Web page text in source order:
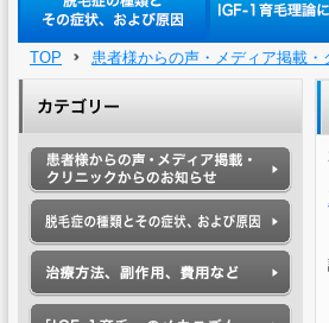
TOP 患者様からの声・メディア掲載